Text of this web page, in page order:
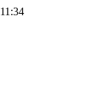
11:34